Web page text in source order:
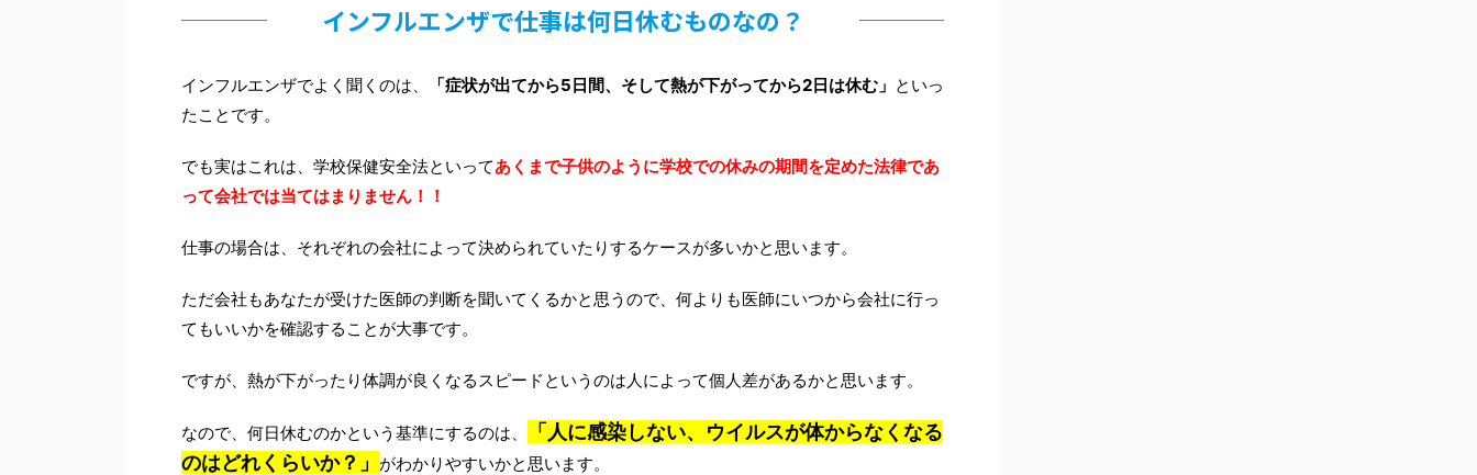
インフルエンザで仕事は何日休むものなの？
インフルエンザでよく聞くのは、 「症状が出てから5日間、そして熱が下がってから2日は休む」 といっ
たことです。
でも実はこれは、学校保健安全法といってあくまで子供のように学校での休みの期間を定めた法律であ
って会社では当てはまりません！！
仕事の場合は、それぞれの会社によって決められていたりするケースが多いかと思います。
ただ会社もあなたが受けた医師の判断を聞いてくるかと思うので、何よりも医師にいつから会社に行っ
てもいいかを確認することが大事です。
ですが、熱が下がったり体調が良くなるスピードというのは人によって個人差があるかと思います。
なので、何日休むのかという基準にするのは、
「人に感染しない、ウイルスが体からなくなる
のはどれくらいか？」 がわかりやすいかと思います。